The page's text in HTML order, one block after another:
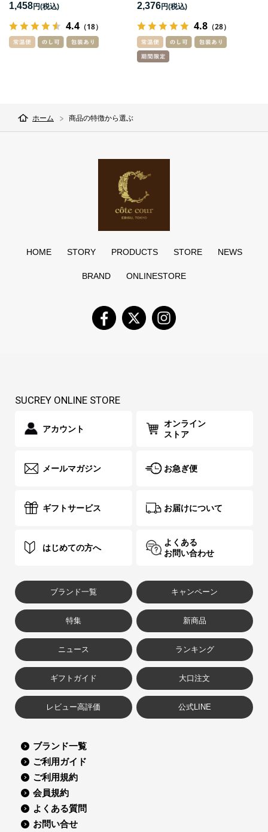
1,458円
4.4 （18）
2,376円
4.8 （28）
ホーム 商品の特徴から選ぶ
HOME STORY PRODUCTS STORE NEWS
BRAND ONLINESTORE
SUCREY ONLINE STORE
アカウント
オンライン
ストア
メールマガジン お急ぎ便
ギフトサービス お届けについて
はじめての方へ
よくある
お問い合わせ
ブランド一覧 キャンペーン
特集 新商品
ニュース ランキング
ギフトガイド 大口注文
レビュー高評価 公式LINE
ブランド一覧
ご利用ガイド
ご利用規約
会員規約
よくある質問
お問い合せ